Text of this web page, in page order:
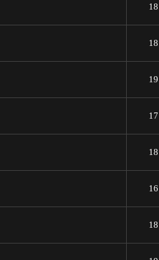
18
18
19
17
18
16
18